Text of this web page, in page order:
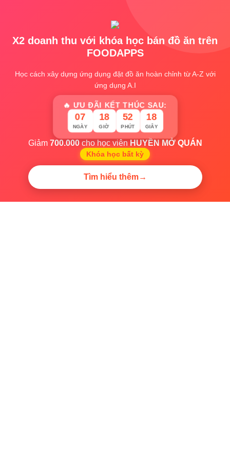
X2 doanh thu với khóa học bán đồ ăn trên
FOODAPPS
Học cách xây dựng ứng dụng đặt đồ ăn hoàn chỉnh từ A-Z với
ứng dụng A.I
🔥 ƯU ĐÃI KẾT THÚC SAU:
07
NGÀY
18
GIỜ
52
PHÚT
18
GIÂY
Giảm 700.000cho học viên HUYỀN MỞ QUÁN
Khóa học bất kỳ
Tìm hiểu thêm→